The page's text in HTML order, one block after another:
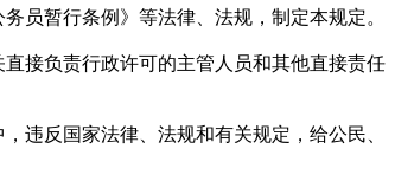
暂行条例》等法律、法规，制定本规定。
接负责行政许可的主管人员和其他直接责任
反国家法律、法规和有关规定，给公民、